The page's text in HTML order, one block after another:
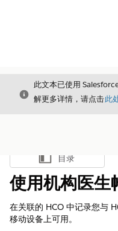
关闭
此文本已使用
解更多详情，请点击此
显示目录
目录
使用机构医生
在关联的 HCO 中记录您与
移动设备上可用。